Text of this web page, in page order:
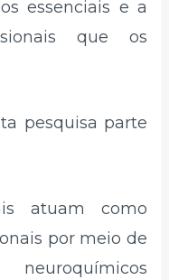
essenciais e a
que os
pesquisa parte
atuam como
por meio de